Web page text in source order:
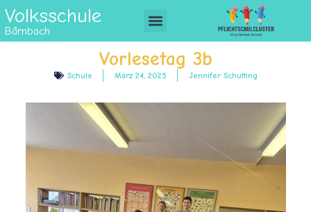
Volksschule
Bärnbach
Vorlesetag 3b
Schule März 24, 2025 Jennifer Schutting